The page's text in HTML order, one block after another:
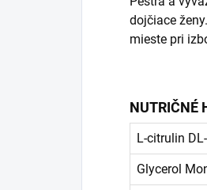
dojčiace
mieste pri
NUTRIČNÉ
L-citrulin
Glycerol